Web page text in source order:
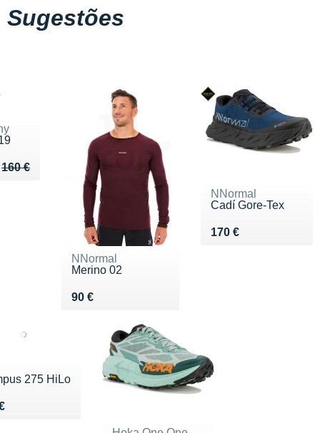
Sugestões
160 €160 €
€
NNormal
Merino 02
90 €
Vendu 90 €
NNormal
Cadí Gore-Tex
170 €
Vendu 170 €
275 HiLo
200 €